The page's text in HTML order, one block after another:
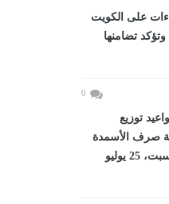
على الكويت
تضامنها
0
توزيع
صرف الأسمدة
خلال الأسبوع الجارياليوم السبت، 25 يوليو